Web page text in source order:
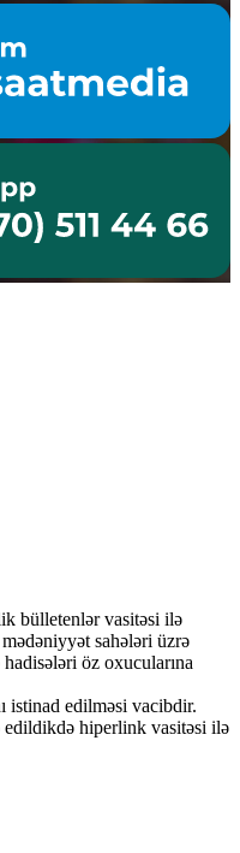
bülletenlər vasitəsi ilə
sahələri üzrə
öz oxucularına
istinad edilməsi vacibdir.
hiperlink vasitəsi ilə